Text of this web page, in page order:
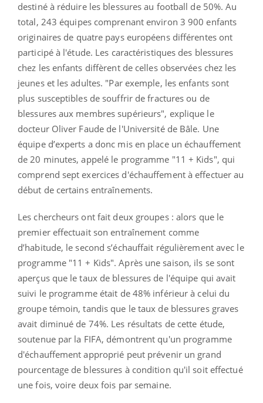
destiné à réduire les blessures au football de 50%. Au
total, 243 équipes comprenant environ 3 900 enfants
originaires de quatre pays européens différentes ont
participé à l'étude. Les caractéristiques des blessures
chez les enfants diffèrent de celles observées chez les
jeunes et les adultes. "Par exemple, les enfants sont
plus susceptibles de souffrir de fractures ou de
blessures aux membres supérieurs", explique le
docteur Oliver Faude de l'Université de Bâle. Une
équipe d’experts a donc mis en place un échauffement
de 20 minutes, appelé le programme "11 + Kids", qui
comprend sept exercices d'échauffement à effectuer au
début de certains entraînements.
Les chercheurs ont fait deux groupes : alors que le
premier effectuait son entraînement comme
d’habitude, le second s’échauffait régulièrement avec le
programme "11 + Kids". Après une saison, ils se sont
aperçus que le taux de blessures de l'équipe qui avait
suivi le programme était de 48% inférieur à celui du
groupe témoin, tandis que le taux de blessures graves
avait diminué de 74%. Les résultats de cette étude,
soutenue par la FIFA, démontrent qu'un programme
d'échauffement approprié peut prévenir un grand
pourcentage de blessures à condition qu'il soit effectué
une fois, voire deux fois par semaine.